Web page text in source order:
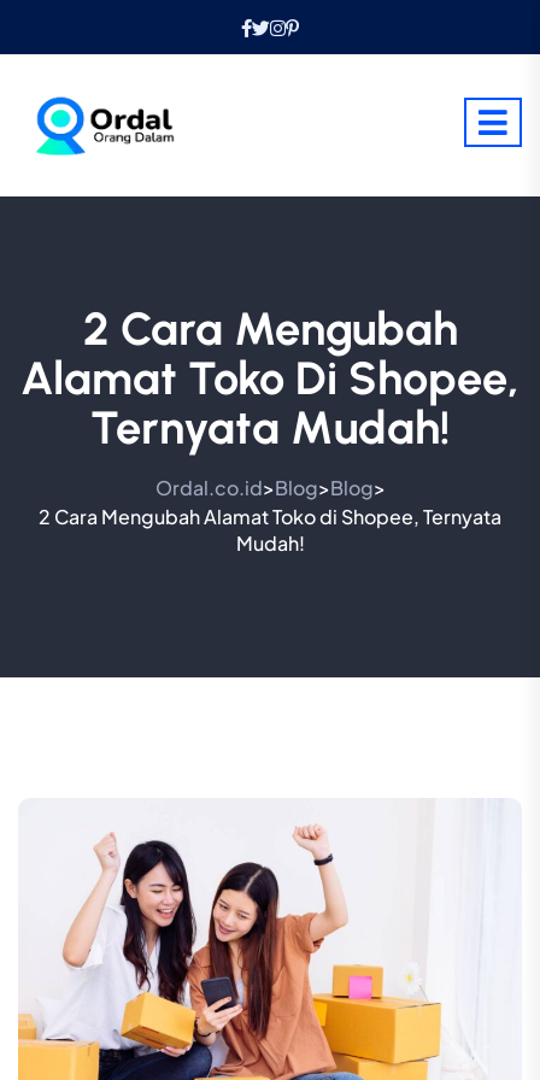
2 Cara Mengubah
Alamat Toko Di Shopee,
Ternyata Mudah!
Ordal.co.id>Blog>Blog>
2 Cara Mengubah Alamat Toko di Shopee, Ternyata
Mudah!